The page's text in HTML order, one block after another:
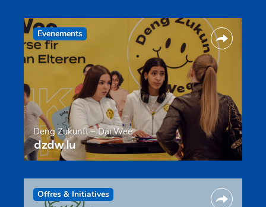
Evenements
Deng Zukunft – Däi Wee
dzdw.lu
Offres & Initiatives